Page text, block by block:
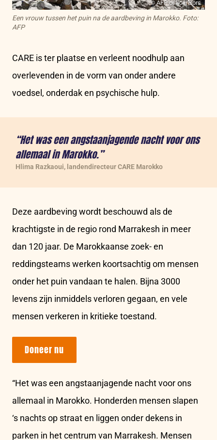
© AFP or licensors
Een vrouw tussen het puin na de aardbeving in Marokko. Foto:
AFP
CARE is ter plaatse en verleent noodhulp aan
overlevenden in de vorm van onder andere
voedsel, onderdak en psychische hulp.
“Het was een angstaanjagende nacht voor ons
allemaal in Marokko.”
Hlima Razkaoui, landendirecteur CARE Marokko
Deze aardbeving wordt beschouwd als de
krachtigste in de regio rond Marrakesh in meer
dan 120 jaar. De Marokkaanse zoek- en
reddingsteams werken koortsachtig om mensen
onder het puin vandaan te halen. Bijna 3000
levens zijn inmiddels verloren gegaan, en vele
mensen verkeren in kritieke toestand.
Doneer nu
“Het was een angstaanjagende nacht voor ons
allemaal in Marokko. Honderden mensen slapen
‘s nachts op straat en liggen onder dekens in
parken in het centrum van Marrakesh. Mensen